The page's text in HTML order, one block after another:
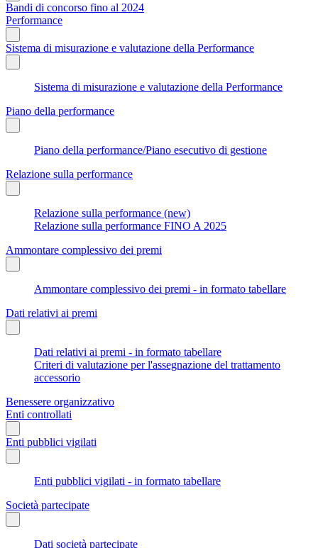
Bandi di concorso fino al 2024
Performance
Sistema di misurazione e valutazione della Performance
Sistema di misurazione e valutazione della Performance
Piano della performance
Piano della performance/Piano esecutivo di gestione
Relazione sulla performance
Relazione sulla performance (new)
Relazione sulla performance FINO A 2025
Ammontare complessivo dei premi
Ammontare complessivo dei premi - in formato tabellare
Dati relativi ai premi
Dati relativi ai premi - in formato tabellare
Criteri di valutazione per l'assegnazione del trattamento
accessorio
Benessere organizzativo
Enti controllati
Enti pubblici vigilati
Enti pubblici vigilati - in formato tabellare
Società partecipate
Dati società partecipate